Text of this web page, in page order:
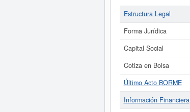
Estructura Legal
Forma Jurídica
Capital Social
Cotiza en Bolsa
Último Acto BORME
Información Financiera